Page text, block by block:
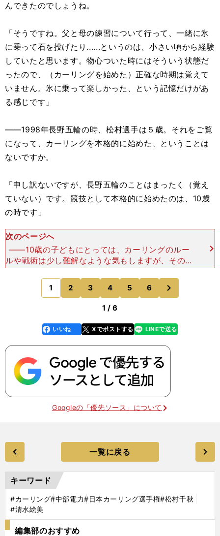
んできたのでしょうね。
「そうですね。父と母の練習について行って、一緒に氷
に乗って石を投げたり......というのは、小さい頃から経験
していたと思います。物心ついた時にはそういう状態だ
ったので、（カーリングを始めた）正確な時期は覚えて
いません。氷に乗って楽しかった、という記憶だけがあ
る感じです」
――1998年長野五輪の時、松村選手は５歳。それをご覧
になって、カーリングを本格的に始めた、ということは
ないですか。
「申し訳ないですが、長野五輪のことはまったく（覚え
ていない）です。競技として本格的に始めたのは、10歳
の時です」
次のページへ
――10歳の子どもにとっては、カーリングのルー
ルや戦術は少し難解なような気もしますが、その頃
からカーリングは楽しかったですか。「楽しかっ
た、というのは間違いないです。じゃあ『何が楽し
かった？』と聞かれ
1 2 3 4 5 6
のページへ
1 / 6
faceboo
k
いいね Xでポストする
line LINEで送る
Googleの「優先ソース」について
一覧に戻る
キーワード
#カーリング#中部電力#日本カーリング選手権#松村千秋
#清水絵美
編集部のおすすめ